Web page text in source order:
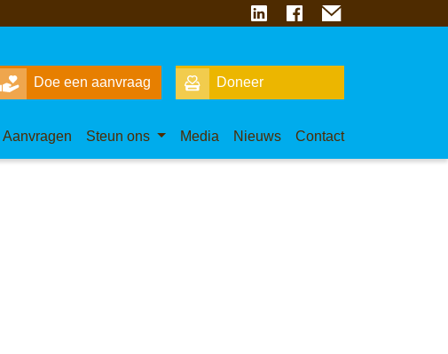
Doe een aanvraag Doneer
Aanvragen Steun ons Media Nieuws Contact